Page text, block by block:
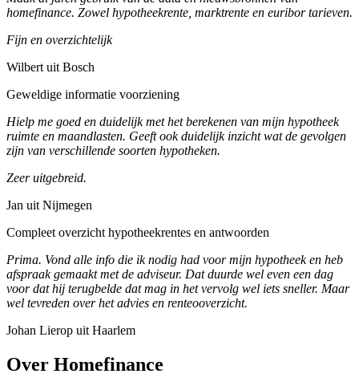
homefinance. Zowel hypotheekrente, marktrente en euribor tarieven.
Fijn en overzichtelijk
Wilbert uit Bosch
Geweldige informatie voorziening
Hielp me goed en duidelijk met het berekenen van mijn hypotheek
ruimte en maandlasten. Geeft ook duidelijk inzicht wat de gevolgen
zijn van verschillende soorten hypotheken.
Zeer uitgebreid.
Jan uit Nijmegen
Compleet overzicht hypotheekrentes en antwoorden
Prima. Vond alle info die ik nodig had voor mijn hypotheek en heb
afspraak gemaakt met de adviseur. Dat duurde wel even een dag
voor dat hij terugbelde dat mag in het vervolg wel iets sneller. Maar
wel tevreden over het advies en renteooverzicht.
Johan Lierop uit Haarlem
Over Homefinance